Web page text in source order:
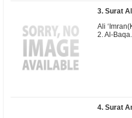
3. Surat
Ali
2. Al-
4. Surat